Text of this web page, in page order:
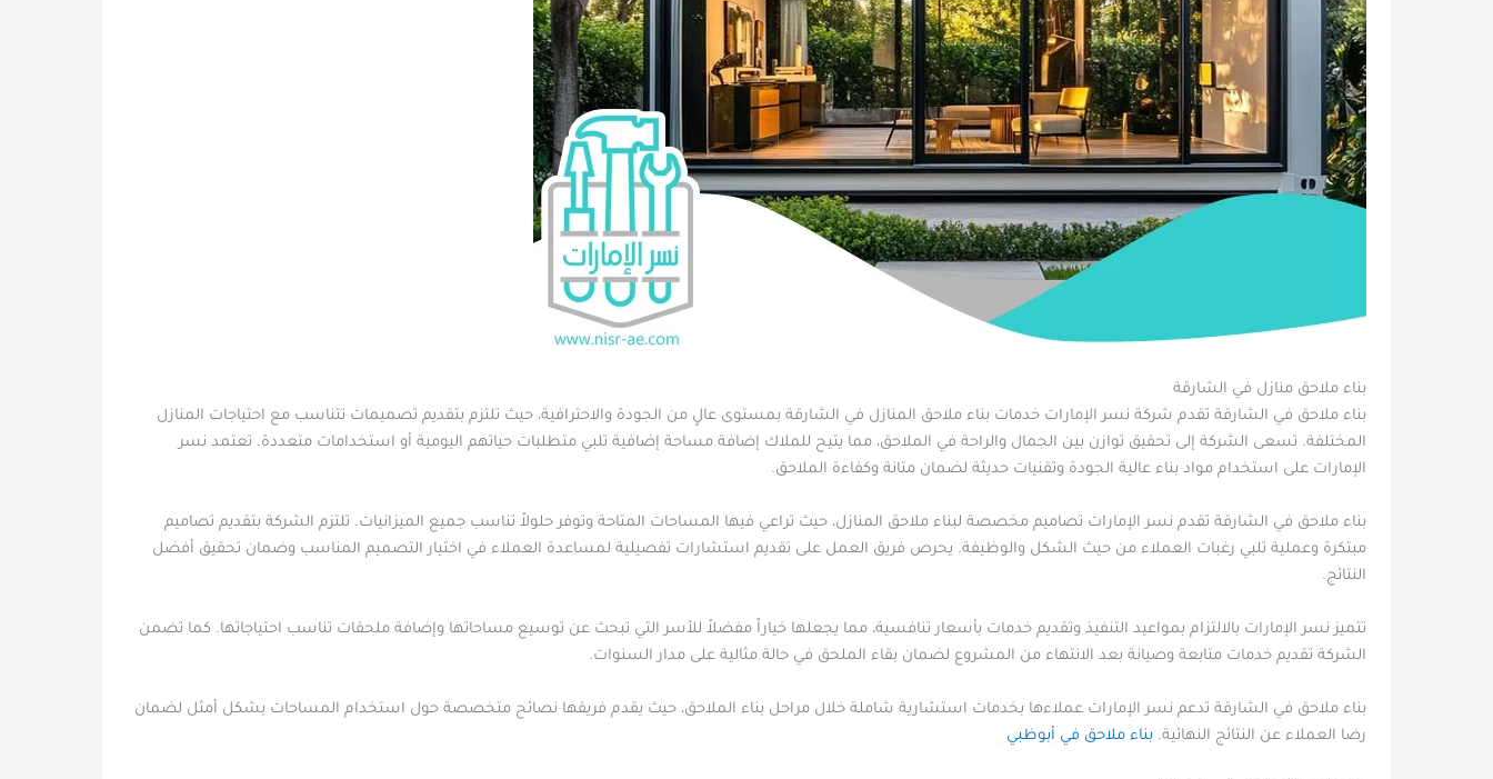
بناء ملاحق منازل في الشارقة
بناء ملاحق في الشارقة تقدم شركة نسر الإمارات خدمات بناء ملاحق المنازل في الشارقة بمستوى عالٍ من الجودة والاحترافية، حيث تلتزم بتقديم تصميمات تتناسب مع احتياجات المنازل
المختلفة. تسعى الشركة إلى تحقيق توازن بين الجمال والراحة في الملاحق، مما يتيح للملاك إضافة مساحة إضافية تلبي متطلبات حياتهم اليومية أو استخدامات متعددة. تعتمد نسر
الإمارات على استخدام مواد بناء عالية الجودة وتقنيات حديثة لضمان متانة وكفاءة الملاحق.
بناء ملاحق في الشارقة تقدم نسر الإمارات تصاميم مخصصة لبناء ملاحق المنازل، حيث تراعي فيها المساحات المتاحة وتوفر حلولاً تناسب جميع الميزانيات. تلتزم الشركة بتقديم تصاميم
مبتكرة وعملية تلبي رغبات العملاء من حيث الشكل والوظيفة. يحرص فريق العمل على تقديم استشارات تفصيلية لمساعدة العملاء في اختيار التصميم المناسب وضمان تحقيق أفضل
النتائج.
تتميز نسر الإمارات بالالتزام بمواعيد التنفيذ وتقديم خدمات بأسعار تنافسية، مما يجعلها خياراً مفضلاً للأسر التي تبحث عن توسيع مساحاتها وإضافة ملحقات تناسب احتياجاتها. كما تضمن
الشركة تقديم خدمات متابعة وصيانة بعد الانتهاء من المشروع لضمان بقاء الملحق في حالة مثالية على مدار السنوات.
بناء ملاحق في الشارقة تدعم نسر الإمارات عملاءها بخدمات استشارية شاملة خلال مراحل بناء الملاحق، حيث يقدم فريقها نصائح متخصصة حول استخدام المساحات بشكل أمثل لضمان
رضا العملاء عن النتائج النهائية. بناء ملاحق في أبوظبي